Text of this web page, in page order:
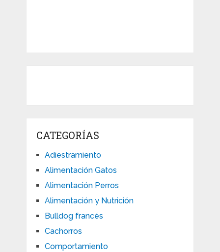
CATEGORÍAS
Adiestramiento
Alimentación Gatos
Alimentación Perros
Alimentación y Nutrición
Bulldog francés
Cachorros
Comportamiento